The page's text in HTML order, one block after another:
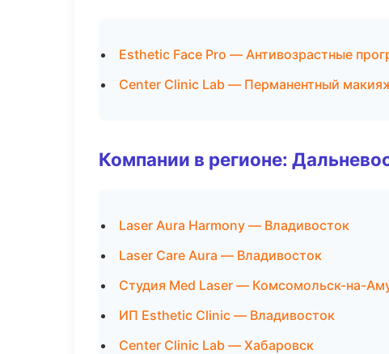
Esthetic Face Pro — Антивозрастные
Center Clinic Lab — Перманентный
Компании в регионе:
Laser Aura Harmony — Владивосток
Laser Care Aura — Владивосток
Студия Med Laser — Комсомольск-на-
ИП Esthetic Clinic — Владивосток
Center Clinic Lab — Хабаровск